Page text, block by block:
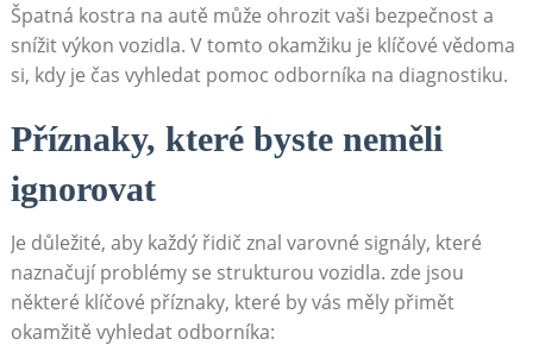
Špatná kostra na autě může ohrozit vaši ​bezpečnost a
snížit výkon ​vozidla. V tomto okamžiku je klíčové vědoma
si, ‍kdy je čas vyhledat pomoc odborníka na diagnostiku.
Příznaky,​ které byste neměli
ignorovat
Je důležité, aby každý řidič znal varovné signály, které
naznačují problémy se strukturou vozidla. zde⁢ jsou
některé klíčové příznaky, které by vás měly přimět
okamžitě⁤ vyhledat odborníka: